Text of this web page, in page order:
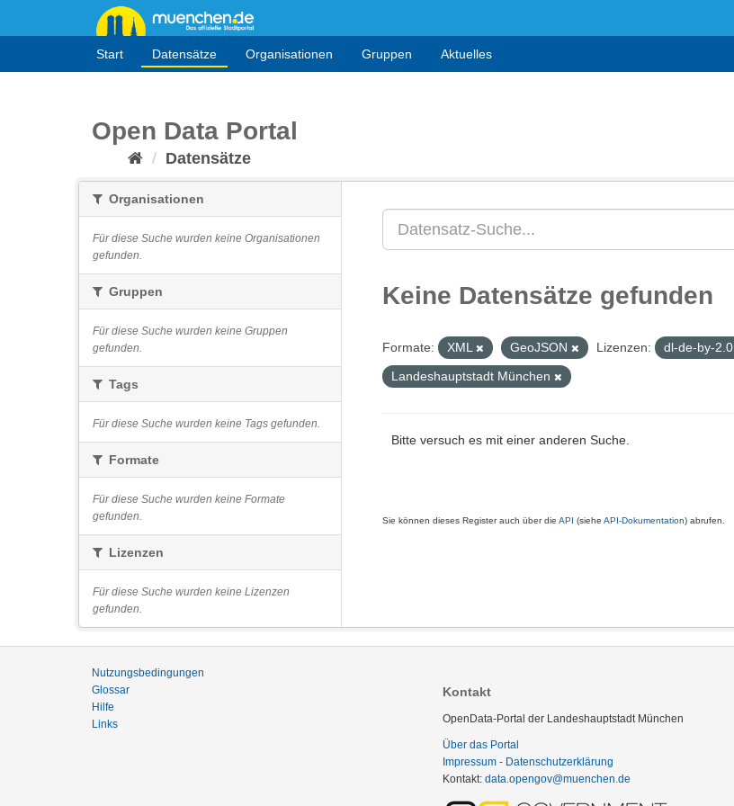
Start Datensätze Organisationen Gruppen Aktuelles
Open Data Portal
Datensätze
Organisationen
Für diese Suche wurden keine Organisationen
gefunden.
Gruppen
Für diese Suche wurden keine Gruppen
gefunden.
Tags
Für diese Suche wurden keine Tags gefunden.
Formate
Für diese Suche wurden keine Formate
gefunden.
Lizenzen
Für diese Suche wurden keine Lizenzen
gefunden.
Keine Datensätze gefunden
Formate: XML GeoJSON Lizenzen: dl-de-by-2.0
Landeshauptstadt München
Bitte versuch es mit einer anderen Suche.
Sie können dieses Register auch über die API (siehe API-Dokumentation) abrufen.
Nutzungsbedingungen
Glossar
Hilfe
Links
Kontakt
OpenData-Portal der Landeshauptstadt München
Über das Portal
Impressum - Datenschutzerklärung
Kontakt: data.opengov@muenchen.de